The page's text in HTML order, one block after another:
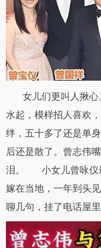
女儿们更叫人揪心
水起，模样招人喜欢
绊，五十多了还是单
后还是散了。曾志伟
泪。 小女儿曾咏仪
嫁在当地，一年到头
聊几句，挂了电话屋里